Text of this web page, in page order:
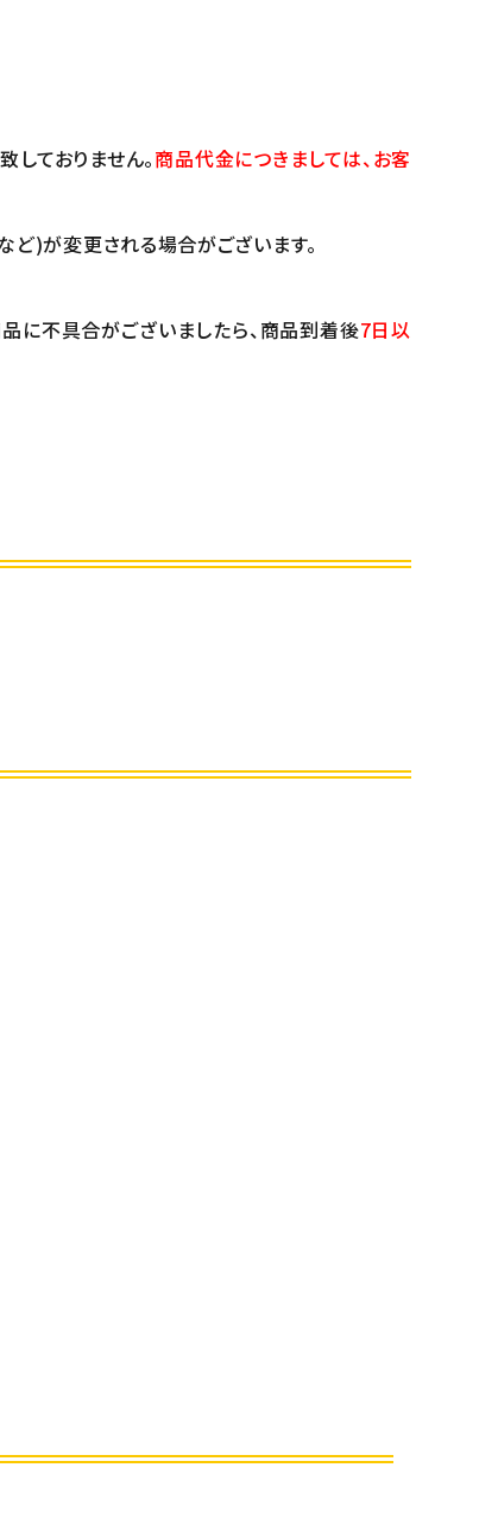
ておりません。商品代金につきましては、お客
ど)が変更される場合がございます。
に不具合がございましたら、商品到着後7日以